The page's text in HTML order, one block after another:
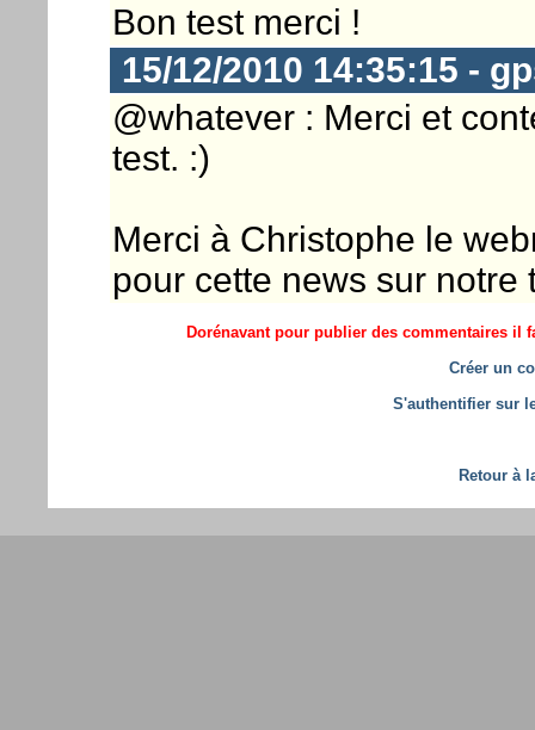
Bon test merci !
15/12/2010 14:35:15 -
@whatever : Merci et
test. :)
Merci à Christophe le
pour cette news sur notre
Dorénavant pour publier des commentaires il
Créer un
S'authentifier sur
Retour à